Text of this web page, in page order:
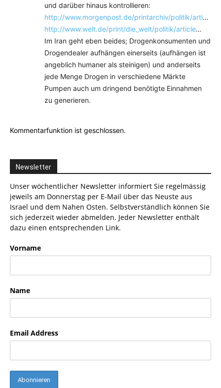
und darüber hinaus kontrollieren:
http://www.morgenpost.de/printarchiv/politik/arti…
http://www.welt.de/print/die_welt/politik/article…
Im Iran geht eben beides; Drogenkonsumenten und
Drogendealer aufhängen einerseits (aufhängen ist
angeblich humaner als steinigen) und anderseits
jede Menge Drogen in verschiedene Märkte
Pumpen auch um dringend benötigte Einnahmen
zu generieren.
Kommentarfunktion ist geschlossen.
Newsletter
Unser wöchentlicher Newsletter informiert Sie regelmässig
jeweils am Donnerstag per E-Mail über das Neuste aus
Israel und dem Nahen Osten. Selbstverständlich können Sie
sich jederzeit wieder abmelden. Jeder Newsletter enthält
dazu einen entsprechenden Link.
Vorname
Name
Email Address